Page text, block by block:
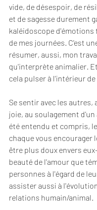
vide, de désespoir, de
et de sagesse durement
kaléidoscope d'émotions
de mes journées. C'est
résumer, aussi, mon
qu'interprète animalier.
cela pulser à l'intérieur de
Se sentir avec les autres,
joie, au soulagement
été entendu et compris,
chaque vous encourager
être plus doux envers
beauté de l'amour que
personnes à l'égard de
assister aussi à
relations humain/animal.